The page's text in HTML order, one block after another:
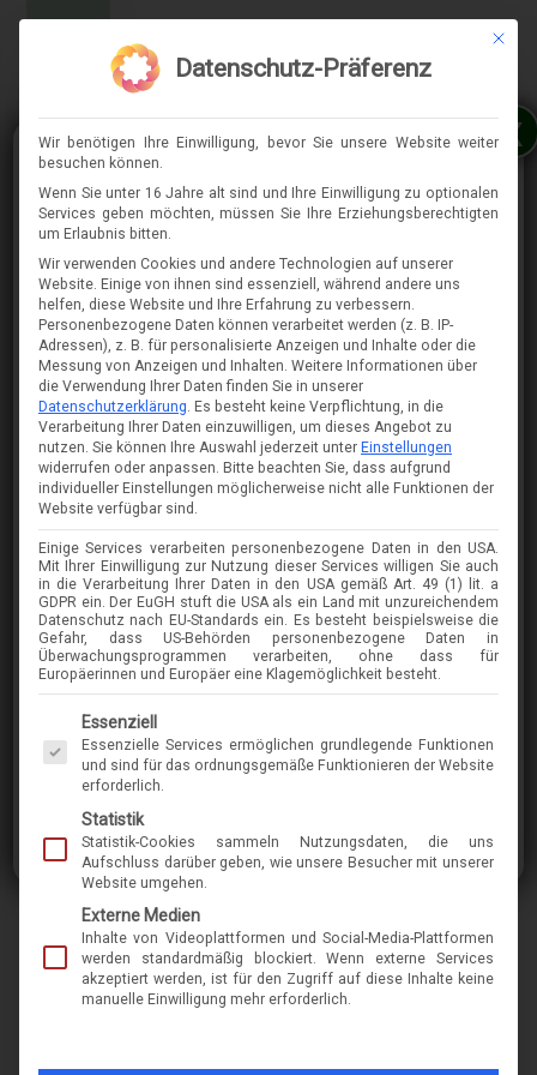
SCHNUCHEL
4811
im Menü finden Sie über 400 Modelle
Marke
Name 4811
Modell-Nr. 11556
Merkmal
kunststoff
form-rund-oval, pantoform
x
Mit
Datenschutz-Präferenz
Wir benötigen Ihre Einwilligung, bevor Sie unsere Website weiter
besuchen können.
Wenn Sie unter 16 Jahre alt sind und Ihre Einwilligung zu optionalen
Services geben möchten, müssen Sie Ihre Erziehungsberechtigten
um Erlaubnis bitten.
Wir verwenden Cookies und andere Technologien auf unserer
Website. Einige von ihnen sind essenziell, während andere uns
helfen, diese Website und Ihre Erfahrung zu verbessern.
Personenbezogene Daten können verarbeitet werden (z. B. IP-
Adressen), z. B. für personalisierte Anzeigen und Inhalte oder die
Messung von Anzeigen und Inhalten. Weitere Informationen über
die Verwendung Ihrer Daten finden Sie in unserer
Datenschutzerklärung. Es besteht keine Verpflichtung, in die
Verarbeitung Ihrer Daten einzuwilligen, um dieses Angebot zu
nutzen. Sie können Ihre Auswahl jederzeit unter Einstellungen
widerrufen oder anpassen. Bitte beachten Sie, dass aufgrund
individueller Einstellungen möglicherweise nicht alle Funktionen der
Website verfügbar sind.
Einige Services verarbeiten personenbezogene Daten in den USA.
Mit Ihrer Einwilligung zur Nutzung dieser Services willigen Sie auch
in die Verarbeitung Ihrer Daten in den USA gemäß Art. 49 (1) lit. a
GDPR ein. Der EuGH stuft die USA als ein Land mit unzureichendem
Datenschutz nach EU-Standards ein. Es besteht beispielsweise die
Gefahr, dass US-Behörden personenbezogene Daten in
Überwachungsprogrammen verarbeiten, ohne dass für
Europäerinnen und Europäer eine Klagemöglichkeit besteht.
Es folgt eine Liste der Service-Gruppen, für die eine Einwilligung erteilt werden kann. Die
Essenziell
Essenzielle Services ermöglichen grundlegende Funktionen
und sind für das ordnungsgemäße Funktionieren der Website
erforderlich.
Statistik
Statistik-Cookies sammeln Nutzungsdaten, die uns
Aufschluss darüber geben, wie unsere Besucher mit unserer
Website umgehen.
Externe Medien
Inhalte von Videoplattformen und Social-Media-Plattformen
werden standardmäßig blockiert. Wenn externe Services
akzeptiert werden, ist für den Zugriff auf diese Inhalte keine
manuelle Einwilligung mehr erforderlich.